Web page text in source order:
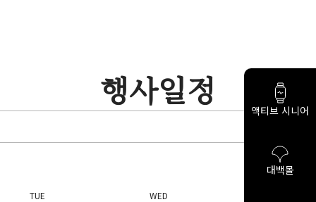
액티브 시니어
대백몰
행사일정
TUE WED